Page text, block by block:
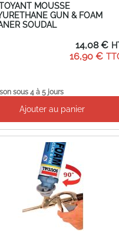
MOUSSE
GUN & FOAM
SOUDAL
16,90 €
14,08 €
sous 4 à 5 jours
Ajouter au panier